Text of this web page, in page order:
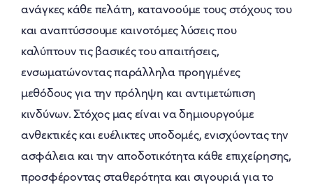
ανάγκες κάθε πελάτη, κατανοούμε τους στόχους του
και αναπτύσσουμε καινοτόμες λύσεις που
καλύπτουν τις βασικές του απαιτήσεις,
ενσωματώνοντας παράλληλα προηγμένες
μεθόδους για την πρόληψη και αντιμετώπιση
κινδύνων. Στόχος μας είναι να δημιουργούμε
ανθεκτικές και ευέλικτες υποδομές, ενισχύοντας την
ασφάλεια και την αποδοτικότητα κάθε επιχείρησης,
προσφέροντας σταθερότητα και σιγουριά για το